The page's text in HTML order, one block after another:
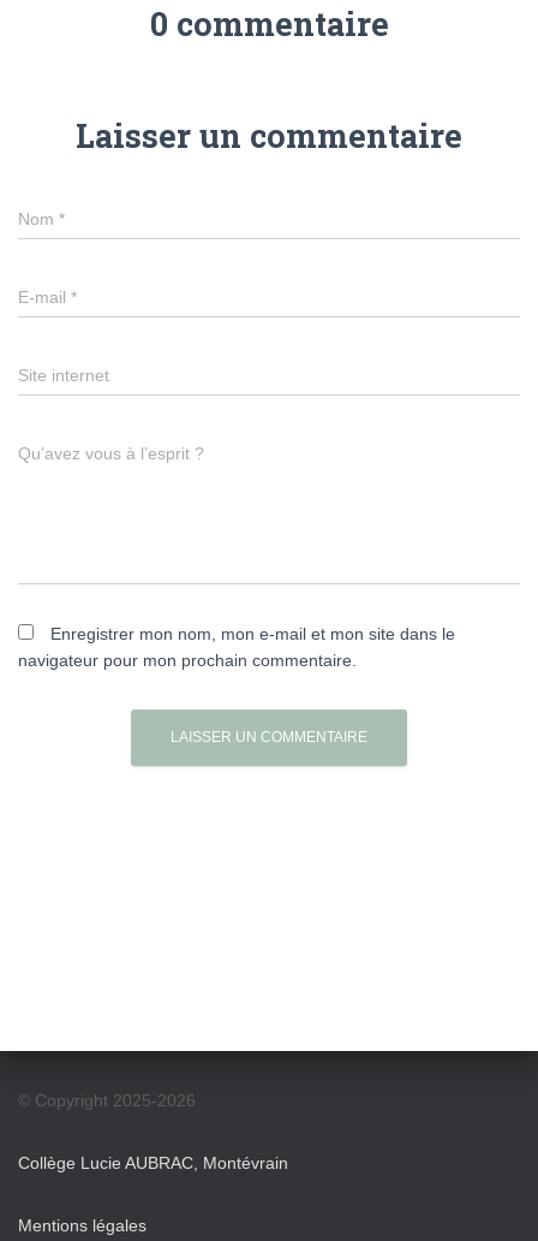
0 commentaire
Laisser un commentaire
Nom *
E-mail *
Site internet
Qu’avez vous à l’esprit ?
Enregistrer mon nom, mon e-mail et mon site dans le
navigateur pour mon prochain commentaire.
© Copyright 2025-2026
Collège Lucie AUBRAC, Montévrain
Mentions légales